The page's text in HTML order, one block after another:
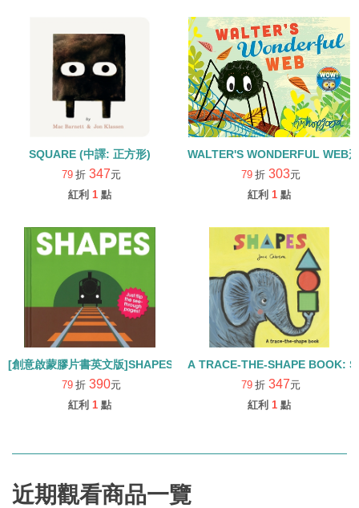
SQUARE (中譯: 正方形)
79 折 347元
紅利 1 點
WALTER'S WONDERFUL WEB
79 折 303元
紅利 1 點
[創意啟蒙膠片書英文版]SHAPES /精裝
79 折 390元
紅利 1 點
A TRACE-THE-SHAPE BOOK:
79 折 347元
紅利 1 點
近期觀看商品一覽